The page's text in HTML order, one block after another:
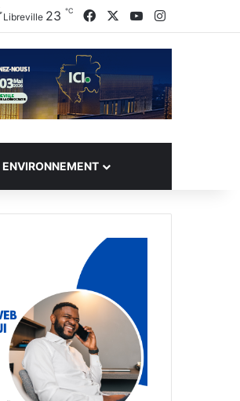
Libreville 23 ℃ FacebookYouTubeInstagram
ENVIRONNEMENT